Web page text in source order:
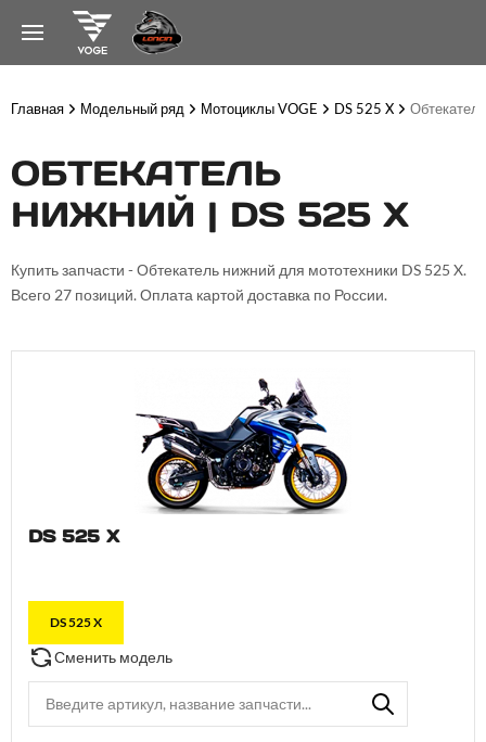
Главная Модельный ряд Мотоциклы VOGE DS 525 X
ОБТЕКАТЕЛЬ
НИЖНИЙ | DS 525 X
Купить запчасти - Обтекатель нижний для мототехники DS 525 X.
Всего 27 позиций. Оплата картой доставка по России.
DS 525 X
DS 525 X
Сменить модель